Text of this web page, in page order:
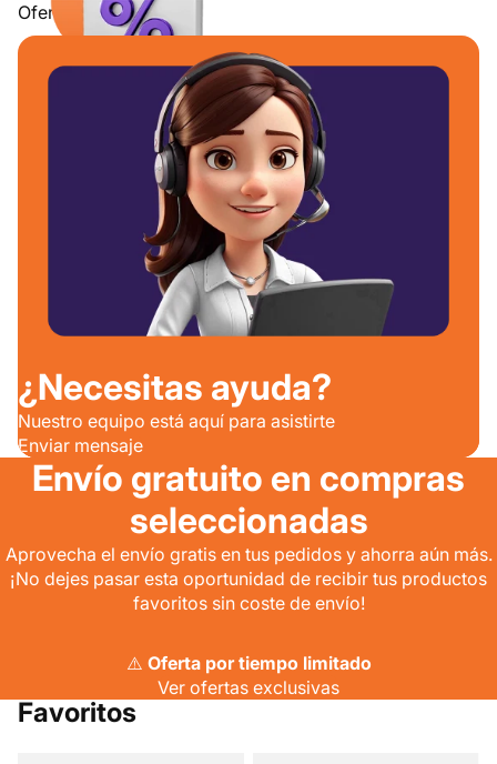
Ofertas
¿Necesitas ayuda?
Nuestro equipo está aquí para asistirte
Enviar mensaje
Envío gratuito en compras
seleccionadas
Aprovecha el envío gratis en tus pedidos y ahorra aún más.
¡No dejes pasar esta oportunidad de recibir tus productos
favoritos sin coste de envío!
⚠️ Oferta por tiempo limitado
Ver ofertas exclusivas
Favoritos